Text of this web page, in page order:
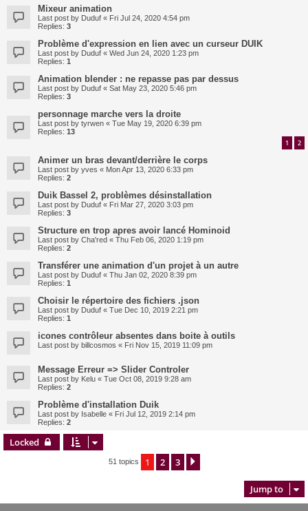
Mixeur animation
Last post by Duduf « Fri Jul 24, 2020 4:54 pm
Replies: 3
Problème d'expression en lien avec un curseur DUIK
Last post by Duduf « Wed Jun 24, 2020 1:23 pm
Replies: 1
Animation blender : ne repasse pas par dessus
Last post by Duduf « Sat May 23, 2020 5:46 pm
Replies: 3
personnage marche vers la droite
Last post by tyrwen « Tue May 19, 2020 6:39 pm
Replies: 13
1 2
Animer un bras devant/derrière le corps
Last post by yves « Mon Apr 13, 2020 6:33 pm
Replies: 2
Duik Bassel 2, problèmes désinstallation
Last post by Duduf « Fri Mar 27, 2020 3:03 pm
Replies: 3
Structure en trop apres avoir lancé Hominoid
Last post by Cha'red « Thu Feb 06, 2020 1:19 pm
Replies: 2
Transférer une animation d'un projet à un autre
Last post by Duduf « Thu Jan 02, 2020 8:39 pm
Replies: 1
Choisir le répertoire des fichiers .json
Last post by Duduf « Tue Dec 10, 2019 2:21 pm
Replies: 1
icones contrôleur absentes dans boite à outils
Last post by billcosmos « Fri Nov 15, 2019 11:09 pm
Message Erreur => Slider Controler
Last post by Kelu « Tue Oct 08, 2019 9:28 am
Replies: 2
Problème d'installation Duik
Last post by Isabelle « Fri Jul 12, 2019 2:14 pm
Replies: 2
Locked
51 topics 1 2 3
Jump to